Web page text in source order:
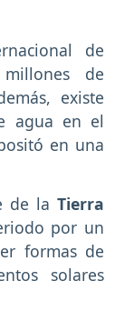
de
de
existe
agua en el
en una
de la Tierra
por un
formas de
solares